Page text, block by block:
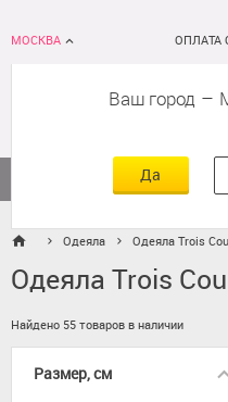
МОСКВА
Ваш город –
Да
ОПЛАТА
Кровати
Одеяла Одеяла Trois
Одеяла Trois
Найдено 55 товаров в наличии
Размер, см